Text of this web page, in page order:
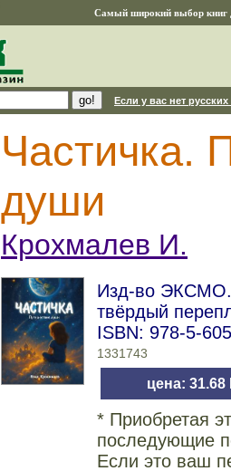
Самый широкий выбор книг
Если у вас нет
Частичка.
души
Крохмалев И.
Изд-во ЭКСМО.
твёрдый
ISBN: 978-5-
1331743
цена: 31.68
* Приобретая
последующие
Если это ваш